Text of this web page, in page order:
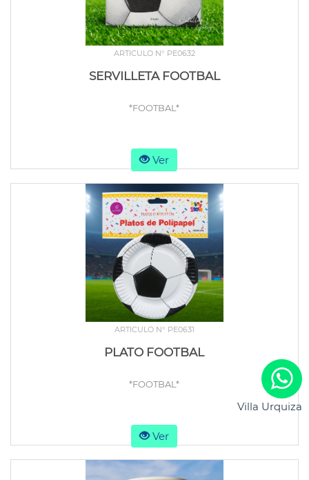
Villa Urquiza
ARTICULO N° PE0632
SERVILLETA FOOTBAL
*FOOTBAL*
Ver
ARTICULO N° PE0631
PLATO FOOTBAL
*FOOTBAL*
Ver